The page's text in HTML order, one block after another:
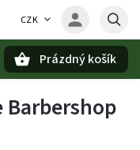
CZK
Prázdný košík